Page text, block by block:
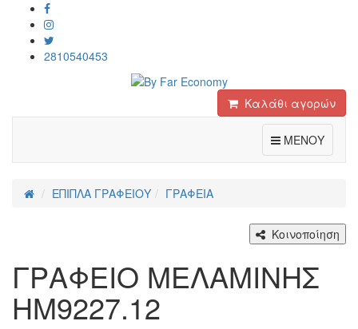
2810540453
Καλάθι αγορών
ΜΕΝΟΥ
ΕΠΙΠΛΑ ΓΡΑΦΕΙΟΥ ΓΡΑΦΕΙΑ
Κοινοποίηση
ΓΡΑΦΕΙΟ ΜΕΛΑΜΙΝΗΣ
HM9227.12